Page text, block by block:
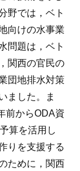
野では，ベト
向けの水事業
問題は，ベト
関西の官民の
団地排水対策
ました。ま
前からODA資
算を活用し
りを支援する
ために，関西